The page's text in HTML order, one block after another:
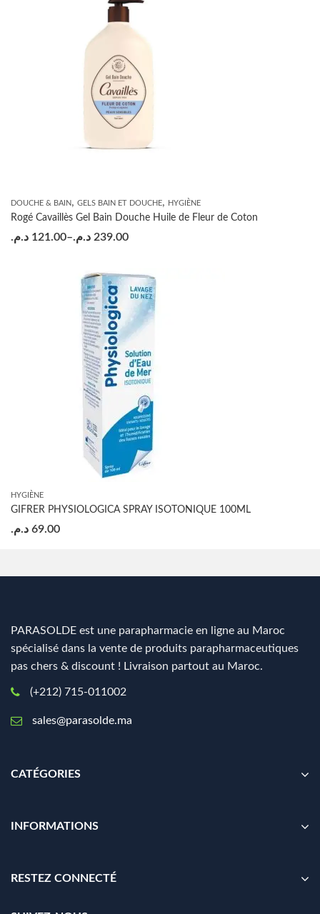
DOUCHE & BAIN, GELS BAIN ET DOUCHE, HYGIÈNE
Rogé Cavaillès Gel Bain Douche Huile de Fleur de Coton
121.00 د.م. – 239.00 د.م.
HYGIÈNE
GIFRER PHYSIOLOGICA SPRAY ISOTONIQUE 100ML
69.00 د.م.
PARASOLDE est une parapharmacie en ligne au Maroc
spécialisé dans la vente de produits parapharmaceutiques
pas chers & discount ! Livraison partout au Maroc.
(+212) 715-011002
sales@parasolde.ma
CATÉGORIES
INFORMATIONS
RESTEZ CONNECTÉ